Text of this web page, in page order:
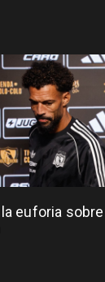
euforia sobre